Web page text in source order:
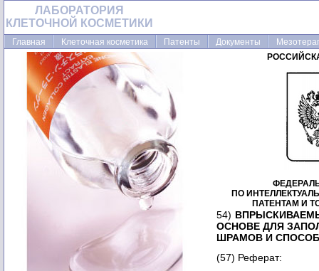
ЛАБОРАТОРИЯ
КЛЕТОЧНОЙ КОСМЕТИКИ
Главная Клеточная косметика Патенты Документы
ПО
ПАТЕНТАМ И
54)
ОСНОВЕ ДЛЯ
ШРАМОВ И
(57) Реферат: